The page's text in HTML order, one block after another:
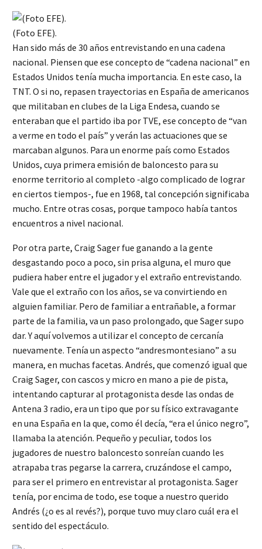
(Foto EFE).
Han sido más de 30 años entrevistando en una cadena
nacional. Piensen que ese concepto de “cadena nacional” en
Estados Unidos tenía mucha importancia. En este caso, la
TNT. O si no, repasen trayectorias en España de americanos
que militaban en clubes de la Liga Endesa, cuando se
enteraban que el partido iba por TVE, ese concepto de “van
a verme en todo el país” y verán las actuaciones que se
marcaban algunos. Para un enorme país como Estados
Unidos, cuya primera emisión de baloncesto para su
enorme territorio al completo -algo complicado de lograr
en ciertos tiempos-, fue en 1968, tal concepción significaba
mucho. Entre otras cosas, porque tampoco había tantos
encuentros a nivel nacional.
Por otra parte, Craig Sager fue ganando a la gente
desgastando poco a poco, sin prisa alguna, el muro que
pudiera haber entre el jugador y el extraño entrevistando.
Vale que el extraño con los años, se va convirtiendo en
alguien familiar. Pero de familiar a entrañable, a formar
parte de la familia, va un paso prolongado, que Sager supo
dar. Y aquí volvemos a utilizar el concepto de cercanía
nuevamente. Tenía un aspecto “andresmontesiano” a su
manera, en muchas facetas. Andrés, que comenzó igual que
Craig Sager, con cascos y micro en mano a pie de pista,
intentando capturar al protagonista desde las ondas de
Antena 3 radio, era un tipo que por su físico extravagante
en una España en la que, como él decía, “era el único negro”,
llamaba la atención. Pequeño y peculiar, todos los
jugadores de nuestro baloncesto sonreían cuando les
atrapaba tras pegarse la carrera, cruzándose el campo,
para ser el primero en entrevistar al protagonista. Sager
tenía, por encima de todo, ese toque a nuestro querido
Andrés (¿o es al revés?), porque tuvo muy claro cuál era el
sentido del espectáculo.